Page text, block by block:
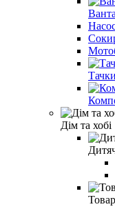
Дім та хобі